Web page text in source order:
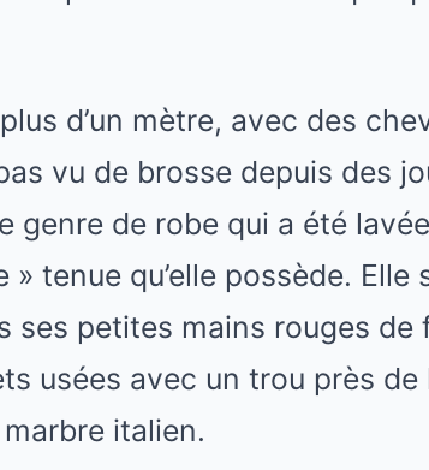
d’un mètre, avec des
vu de brosse depuis des
genre de robe qui a été
» tenue qu’elle possède. Elle
ses petites mains rouges de
usées avec un trou près de
italien.